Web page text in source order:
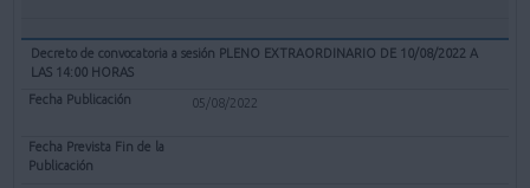
Decreto de convocatoria a sesión PLENO EXTRAORDINARIO DE 10/08/2022 A
LAS 14:00 HORAS
05/08/2022